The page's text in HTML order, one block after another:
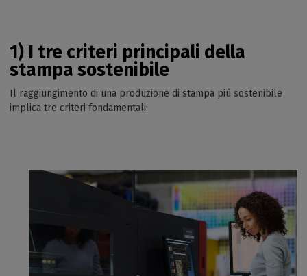
1) I tre criteri principali della
stampa sostenibile
Il raggiungimento di una produzione di stampa più sostenibile
implica tre criteri fondamentali: